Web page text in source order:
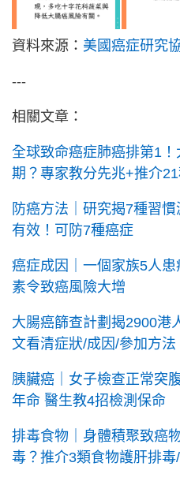
資料來源： 美國癌症研究
---
相關文章：
全球致命癌症肺癌排第1
期？專家教分先兆+推介
防癌方法｜研究揭7種習
有效！可防7種癌症
癌症成因｜一個家族5人
素令致癌風險大增
大腸癌篩查計劃揭2900港
文看清症狀/成因/參加方法
胰臟癌｜女子檢查正常突
年命 醫生教4招檢測保命
排毒食物｜身體積聚致癌
毒？推介3類食物護肝排毒